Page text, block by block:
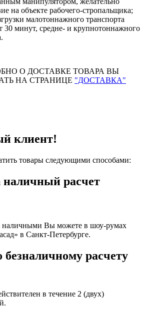
на объекте рабочего-стропальщика;
малотоннажного транспорта
30 минут, средне- и крупнотоннажного
О ДОСТАВКЕ ТОВАРА ВЫ
НА СТРАНИЦЕ "ДОСТАВКА"
клиент!
товары следующими способами:
наличный расчет
наличными Вы можете в шоу-румах
в Санкт-Петербурге.
безналичному расчету
в течение 2 (двух)